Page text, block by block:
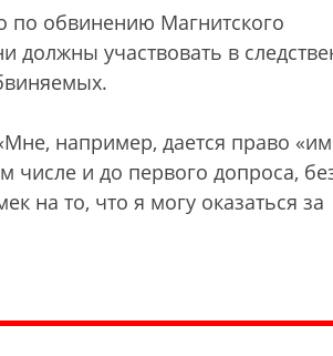
по обвинению Магнитского
должны участвовать в
например, дается право
числе и до первого допроса,
на то, что я могу оказаться за